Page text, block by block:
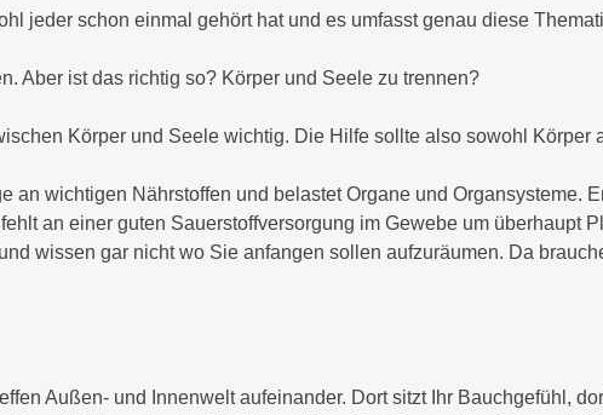
jeder schon einmal gehört hat und es umfasst genau diese
Aber ist das richtig so? Körper und Seele zu trennen?
Körper und Seele wichtig. Die Hilfe sollte also sowohl Körper
wichtigen Nährstoffen und belastet Organe und Organsysteme.
an einer guten Sauerstoffversorgung im Gewebe um überhaupt
wissen gar nicht wo Sie anfangen sollen aufzuräumen. Da
Außen- und Innenwelt aufeinander. Dort sitzt Ihr Bauchgefühl,